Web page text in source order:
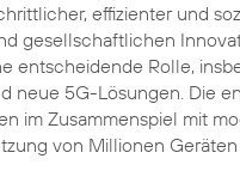
effizienter und
gesellschaftlichen
entscheidende Rolle,
neue 5G-Lösungen. Die
im Zusammenspiel mit
von Millionen